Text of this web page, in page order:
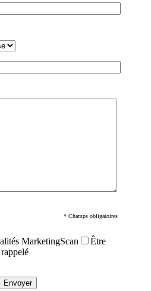
* Champs obligatoires
MarketingScan
Être
rappelé